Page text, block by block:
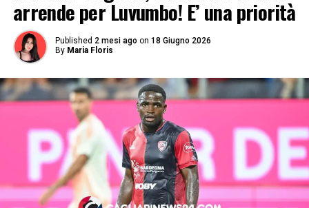
arrende per Luvumbo! E’ una priorità
Published 2 mesi ago on 18 Giugno 2026
By Maria Floris